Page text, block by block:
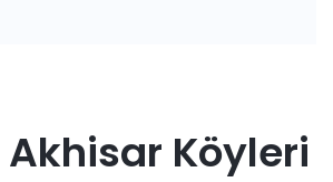
Köyleri